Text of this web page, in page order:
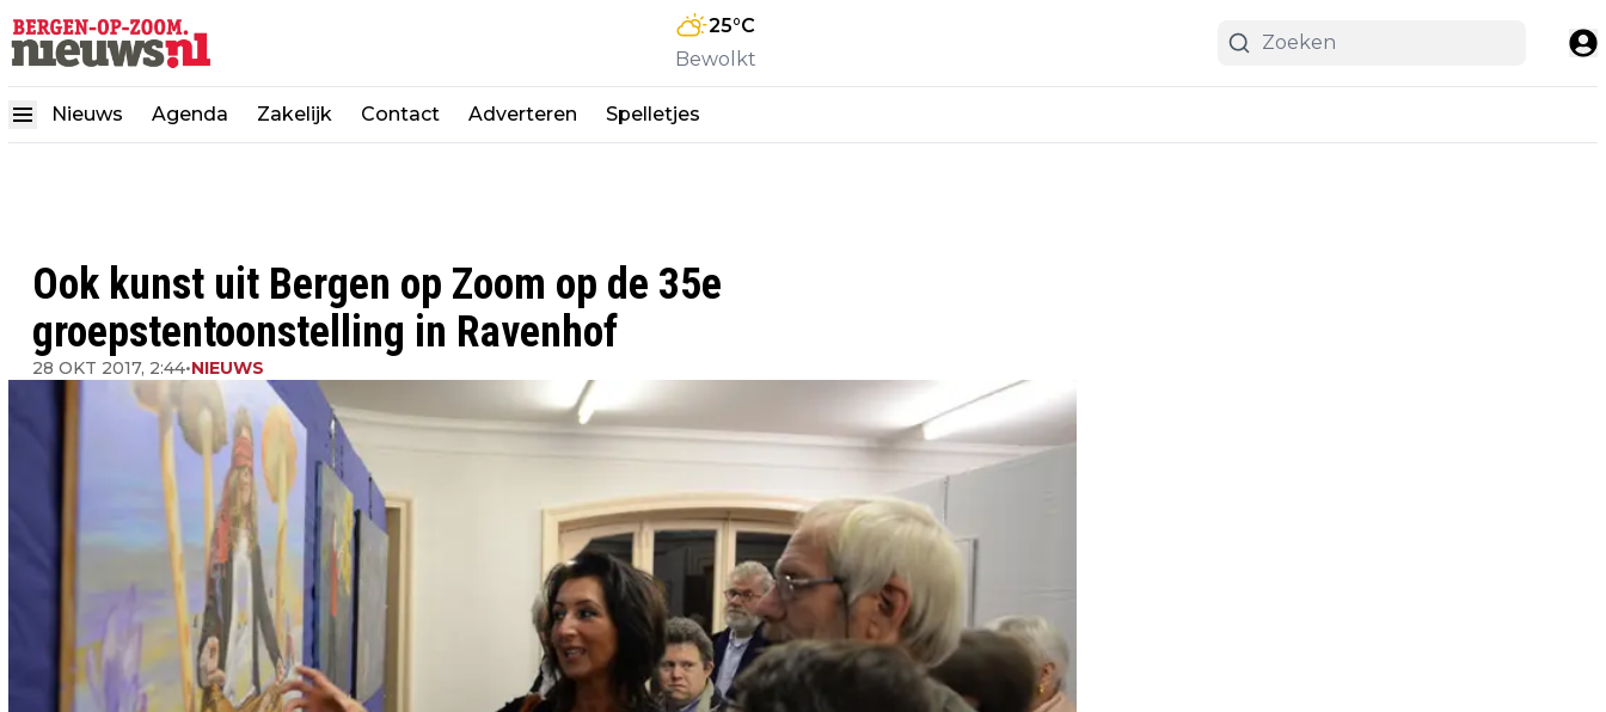
25°C
Bewolkt
Nieuws Agenda Zakelijk Contact Adverteren Spelletjes
Ook kunst uit Bergen op Zoom op de 35e
groepstentoonstelling in Ravenhof
28 OKT 2017, 2:44•NIEUWS